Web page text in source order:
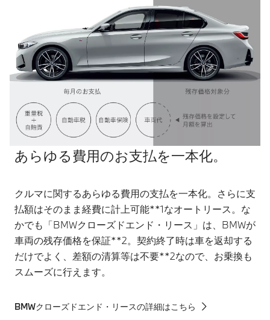
あらゆる費用のお支払を一本化。
クルマに関するあらゆる費用の支払を一本化。さらに支
払額はそのまま経費に計上可能**1なオートリース。な
かでも「BMWクローズドエンド・リース」は、BMWが
車両の残存価格を保証**2。契約終了時は車を返却する
だけでよく、差額の清算等は不要**2なので、お乗換も
スムーズに行えます。
BMWクローズドエンド・リースの詳細はこちら